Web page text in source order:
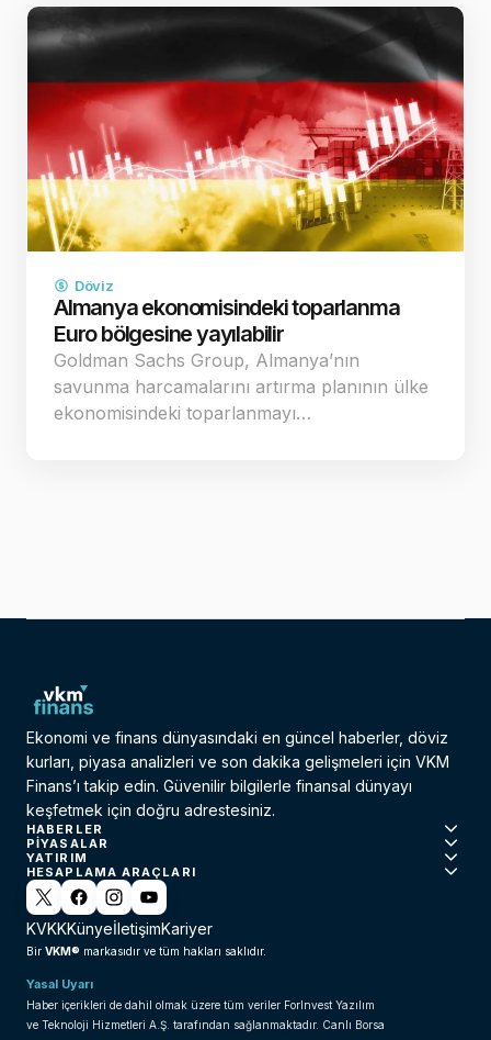
Döviz
Almanya ekonomisindeki toparlanma
Euro bölgesine yayılabilir
Goldman Sachs Group, Almanya’nın
savunma harcamalarını artırma planının ülke
ekonomisindeki toparlanmayı…
Ekonomi ve finans dünyasındaki en güncel haberler, döviz
kurları, piyasa analizleri ve son dakika gelişmeleri için VKM
Finans’ı takip edin. Güvenilir bilgilerle finansal dünyayı
keşfetmek için doğru adrestesiniz.
HABERLER
PIYASALAR
YATIRIM
HESAPLAMA ARAÇLARI
KVKKKünyeİletişimKariyer
Bir VKM® markasıdır ve tüm hakları saklıdır.
Yasal Uyarı
Haber içerikleri de dahil olmak üzere tüm veriler ForInvest Yazılım
ve Teknoloji Hizmetleri A.Ş. tarafından sağlanmaktadır. Canlı Borsa